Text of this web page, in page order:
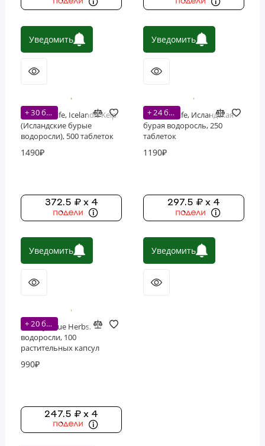
Уведомить Уведомить
+ 30 бонусов
Nature's Life, Icelandic Kelp
(Исландские бурые
водоросли), 500 таблеток
1490₽
372.5 ₽ x 4
Уведомить
+ 24 бонусов
Nature's Life, Исландская
бурая водоросль, 250
таблеток
1190₽
297.5 ₽ x 4
Уведомить
+ 20 бонусов
Solaray, True Herbs,
водоросли, 100
растительных капсул
990₽
247.5 ₽ x 4